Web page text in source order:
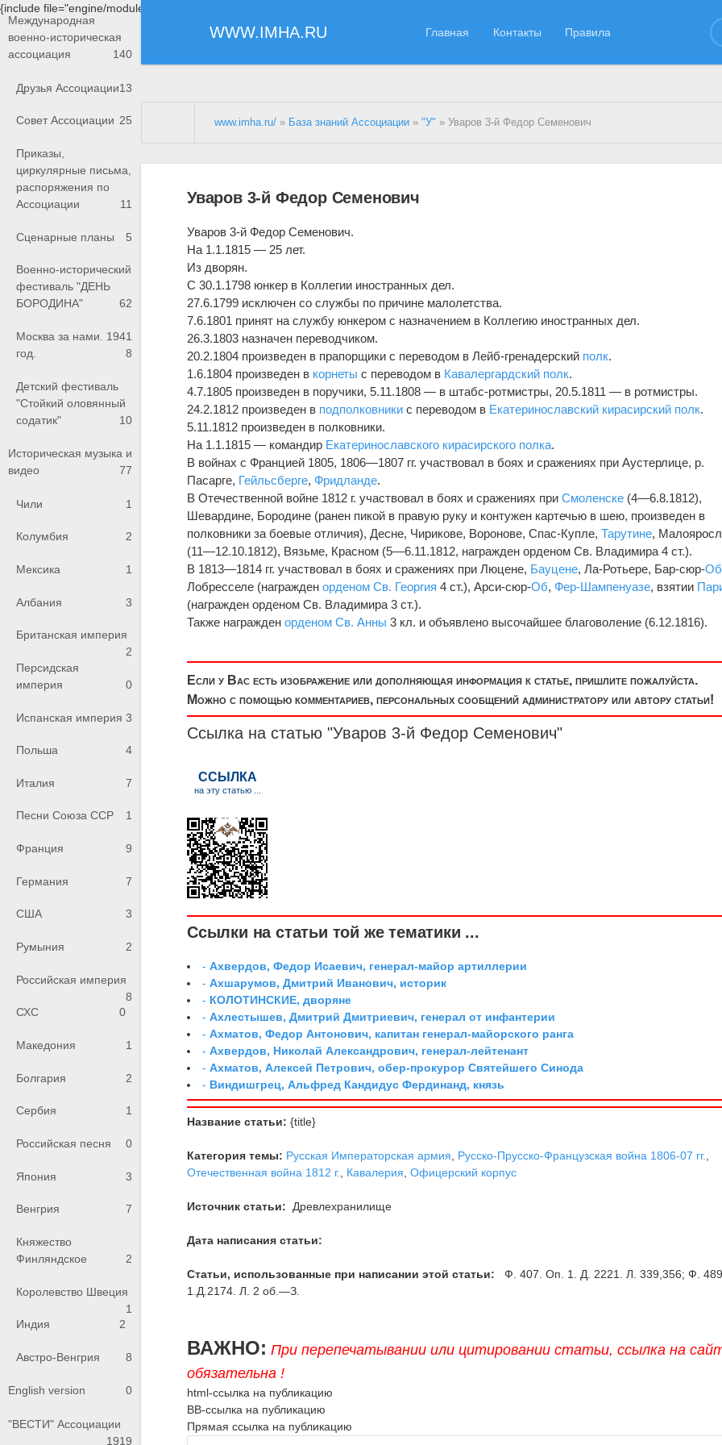
{include file="engine/modules/saperu/head.php"}
WWW.IMHA.RU Главная Контакты Правила
Международная
военно-историческая
ассоциация
140
Друзья Ассоциации13
Совет Ассоциации 25
Приказы,
циркулярные письма,
распоряжения по
Ассоциации
11
Сценарные планы 5
Военно-исторический
фестиваль "ДЕНЬ
БОРОДИНА"
62
Москва за нами. 1941
год.
8
Детский фестиваль
"Стойкий оловянный
содатик"
10
Историческая музыка и
видео
77
Чили 1
Колумбия 2
Мексика 1
Албания 3
Британская империя
2
Персидская
империя
0
Испанская империя 3
Польша 4
Италия 7
Песни Союза ССР 1
Франция 9
Германия 7
США 3
Румыния 2
Российская империя
8
СХС
0
Македония 1
Болгария 2
Сербия 1
Российская песня 0
Япония 3
Венгрия 7
Княжество
Финляндское
2
Королевство Швеция
1
Индия
2
Австро-Венгрия 8
English version 0
"ВЕСТИ" Ассоциации
1919
www.imha.ru/ » База знаний Ассоциации »"У" » Уваров 3-й Федор Семенович
Уваров 3-й Федор Семенович
Уваров 3-й Федор Семенович.
На 1.1.1815 — 25 лет.
Из дворян.
С 30.1.1798 юнкер в Коллегии иностранных дел.
27.6.1799 исключен со службы по причине малолетства.
7.6.1801 принят на службу юнкером с назначением в Коллегию иностранных дел.
26.3.1803 назначен переводчиком.
20.2.1804 произведен в прапорщики с переводом в Лейб-гренадерский полк.
1.6.1804 произведен в корнеты с переводом в Кавалергардский полк.
4.7.1805 произведен в поручики, 5.11.1808 — в штабс-ротмистры, 20.5.1811 — в ротмистры.
24.2.1812 произведен в подполковники с переводом в Екатеринославский кирасирский полк.
5.11.1812 произведен в полковники.
На 1.1.1815 — командир Екатеринославского кирасирского полка.
В войнах с Францией 1805, 1806—1807 гг. участвовал в боях и сражениях при Аустерлице, р.
Пасарге, Гейльсберге, Фридланде.
В Отечественной войне 1812 г. участвовал в боях и сражениях приСмоленске (4—6.8.1812),
Шевардине, Бородине (ранен пикой в правую руку и контужен картечью в шею, произведен в
полковники за боевые отличия), Десне, Чирикове, Воронове, Спас-Купле,Тарутине,
(11—12.10.1812), Вязьме, Красном (5—6.11.1812, награжден орденом Св. Владимира 4 ст.).
В 1813—1814 гг. участвовал в боях и сражениях при Люцене, Бауцене, Ла-Ротьере, Бар-сюр-Об
Лобресселе (награжденорденом Св. Георгия 4 ст.), Арси-сюр-Об, Фер-Шампенуазе, взятии
(награжден орденом Св. Владимира 3 ст.).
Также награжденорденом Св. Анны 3 кл. и объявлено высочайшее благоволение (6.12.1816).
Если у Вас есть изображение или дополняющая информация к статье, пришлите пожалуйста.
Можно с помощью комментариев, персональных сообщений администратору или автору статьи!
Ссылка на статью "Уваров 3-й Федор Семенович"
Ссылки на статьи той же тематики ...
-Ахвердов, Федор Исаевич, генерал-майор артиллерии
-Ахшарумов, Дмитрий Иванович, историк
- КОЛОТИНСКИЕ, дворяне
-Ахлестышев, Дмитрий Дмитриевич, генерал от инфантерии
-Ахматов, Федор Антонович, капитан генерал-майорского ранга
-Ахвердов, Николай Александрович, генерал-лейтенант
-Ахматов, Алексей Петрович, обер-прокурор Святейшего Синода
- Виндишгрец, Альфред Кандидус Фердинанд, князь
Название статьи: {title}
Категория темы: Русская Императорская армия Русско-Прусско-Французская война 1806-07 гг.
Отечественная война 1812 г.
Кавалерия ,Офицерский корпус
Источник статьи: Древлехранилище
Дата написания статьи:
Статьи, использованные при написании этой статьи:
Ф. 407. Оп. 1. Д. 2221. Л. 339,356; Ф.
1.Д.2174. Л. 2 об.—З.
ВАЖНО: При перепечатывании или цитировании статьи, ссылка на
обязательна !
html-ссылка на публикацию
BB-ссылка на публикацию
Прямая ссылка на публикацию